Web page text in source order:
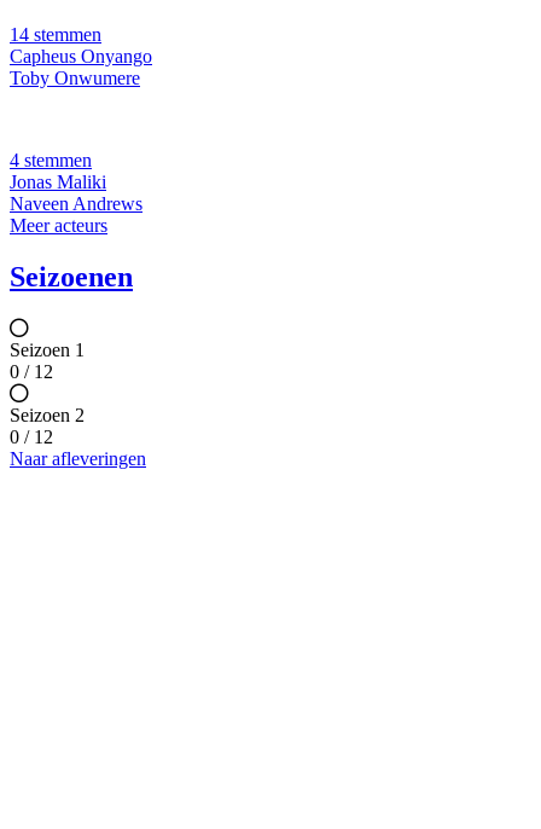
14 stemmen
Capheus Onyango
Toby Onwumere
4 stemmen
Jonas Maliki
Naveen Andrews
Meer acteurs
Seizoenen
Seizoen 1
0 / 12
Seizoen 2
0 / 12
Naar afleveringen